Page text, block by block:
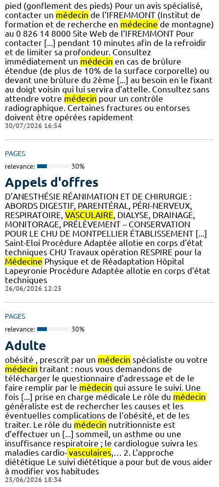
pied (gonflement des pieds) Pour un avis spécialisé,
contacter un médecin de l’IFREMMONT (Institut de
formation et de recherche en médecine de montagne)
au 0 826 14 8000 Site Web de l’IFREMMONT Pour
contacter [...] pendant 10 minutes afin de la refroidir
et de limiter sa profondeur. Consultez
immédiatement un médecin en cas de brûlure
étendue (de plus de 10% de la surface corporelle) ou
devant une brûlure du 2ème [...] au besoin en le fixant
au doigt voisin qui lui servira d’attelle. Consultez sans
attendre votre médecin pour un contrôle
radiographique. Certaines fractures ou entorses
doivent être opérées rapidement
30/07/2026 16:54
PAGES
relevance: 30%
Appels d'offres
D’ANESTHÉSIE RÉANIMATION ET DE CHIRURGIE :
ABORDS DIGESTIF, PARENTÉRAL, PÉRI-NERVEUX,
RESPIRATOIRE, VASCULAIRE, DIALYSE, DRAINAGE,
MONITORAGE, PRÉLÈVEMENT – CONSERVATION
POUR LE CHU DE MONTPELLIER ÉTABLISSEMENT [...]
Saint-Eloi Procédure Adaptée allotie en corps d'état
techniques CHU Travaux opération RESPIRE pour la
Médecine Physique et de Réadaptation Hôpital
Lapeyronie Procédure Adaptée allotie en corps d'état
techniques
26/06/2026 12:25
PAGES
relevance: 30%
Adulte
obésité , prescrit par un médecin spécialiste ou votre
médecin traitant : nous vous demandons de
télécharger le questionnaire d'adressage et de le
faire remplir par le médecin qui assure le suivi. Une
fois [...] prise en charge médicale Le rôle du médecin
généraliste est de rechercher les causes et les
éventuelles complications de l’obésité, et de les
traiter. Le rôle du médecin nutritionniste est
d’effectuer un [...] sommeil, un asthme ou une
insuffisance respiratoire ; le cardiologue suivra les
maladies cardio- vasculaires ,… 2. L'approche
diététique Le suivi diététique a pour but de vous aider
à modifier vos habitudes
25/06/2026 18:34